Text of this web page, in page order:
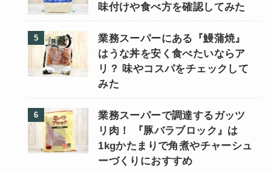
味付けや食べ方を確認してみた
業務スーパーにある『鰻蒲焼』
はうな丼を安く食べたいならア
リ？ 味やコスパをチェックして
みた
業務スーパーで調達するガッツ
リ肉！ 『豚バラブロック』は
1kgかたまりで角煮やチャーシュ
ーづくりにおすすめ